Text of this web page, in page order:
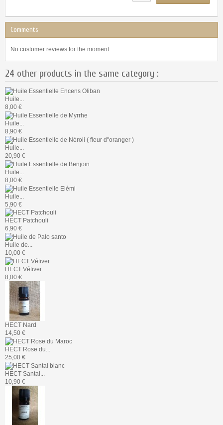
Comments
No customer reviews for the moment.
24 other products in the same category :
Huile...
8,00 €
Huile...
8,90 €
Huile...
20,90 €
Huile...
8,00 €
Huile...
5,90 €
HECT Patchouli
6,90 €
Huile de...
10,00 €
HECT Vétiver
8,00 €
HECT Nard
14,50 €
HECT Rose du...
25,00 €
HECT Santal...
10,90 €